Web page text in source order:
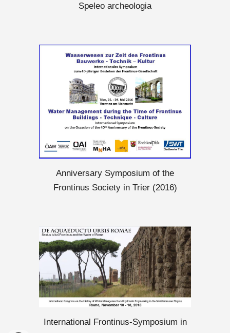
Speleo archeologia
Anniversary Symposium of the
Frontinus Society in Trier(2016)
International Frontinus-Symposium in